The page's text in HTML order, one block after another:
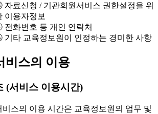
료신청 / 기관회원서비스 권한설정을 위
이용자정보
화번호 등 개인 연락처
타 교육정보원이 인정하는 경미한 사항
비스의 이용
(서비스 이용시간)
비스의 이용 시간은 교육정보원의 업무 및